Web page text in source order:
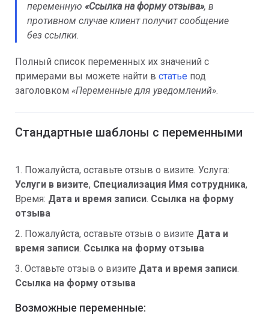
переменную «Ссылка на форму отзыва», в
противном случае клиент получит сообщение
без ссылки.
Полный список переменных их значений с
примерами вы можете найти в статье под
заголовком «Переменные для уведомлений».
Стандартные шаблоны с переменными
1. Пожалуйста, оставьте отзыв о визите. Услуга:
Услуги в визите, Специализация Имя сотрудника,
Время: Дата и время записи. Ссылка на форму
отзыва
2. Пожалуйста, оставьте отзыв о визите Дата и
время записи. Ссылка на форму отзыва
3. Оставьте отзыв о визите Дата и время записи.
Ссылка на форму отзыва
Возможные переменные: